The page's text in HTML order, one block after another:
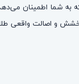
بالاترین عیار استفاده